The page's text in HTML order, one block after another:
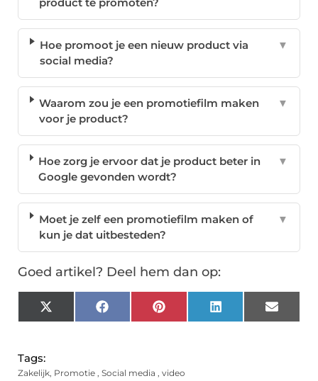
product te promoten?
Hoe promoot je een nieuw product via
social media?
▼
Waarom zou je een promotiefilm maken
voor je product?
▼
Hoe zorg je ervoor dat je product beter in
Google gevonden wordt?
▼
Moet je zelf een promotiefilm maken of
kun je dat uitbesteden?
▼
Goed artikel? Deel hem dan op:
X
(Twitter)
FacebookPinterest LinkedIn Email
Tags:
Zakelijk, Promotie , Social media , video